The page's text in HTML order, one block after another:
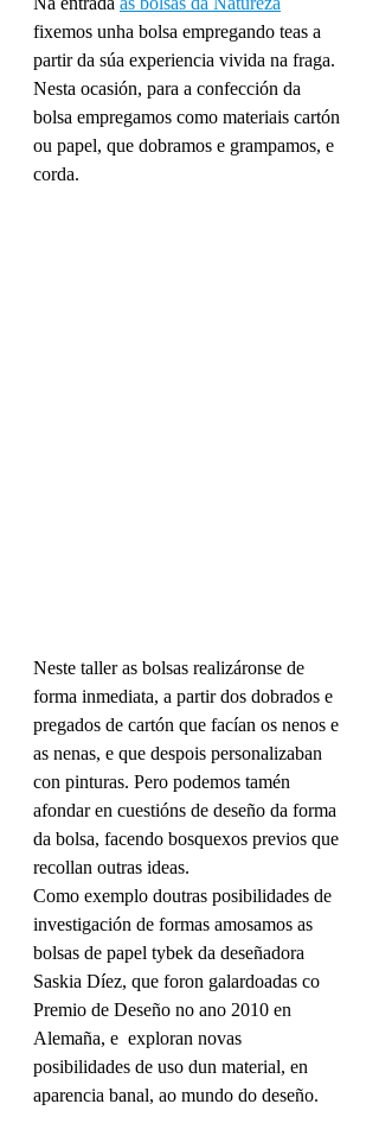
fixemos unha bolsa empregando teas a
partir da súa experiencia vivida na fraga.
Nesta ocasión, para a confección da
bolsa empregamos como materiais cartón
ou papel, que dobramos e grampamos, e
corda.
Neste taller as bolsas realizáronse de
forma inmediata, a partir dos dobrados e
pregados de cartón que facían os nenos e
as nenas, e que despois personalizaban
con pinturas. Pero podemos tamén
afondar en cuestións de deseño da forma
da bolsa, facendo bosquexos previos que
recollan outras ideas.
Como exemplo doutras posibilidades de
investigación de formas amosamos as
bolsas de papel tybek da deseñadora
Saskia Díez, que foron galardoadas co
Premio de Deseño no ano 2010 en
Alemaña, e  exploran novas
posibilidades de uso dun material, en
aparencia banal, ao mundo do deseño.